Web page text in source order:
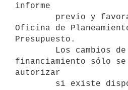
informe
Oficina de
Presupuesto.
financiamiento sólo se
autorizar